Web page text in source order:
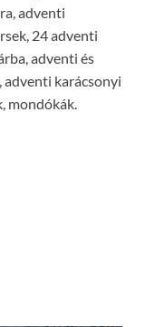
adventi
24 adventi
adventi és
adventi karácsonyi
mondókák.